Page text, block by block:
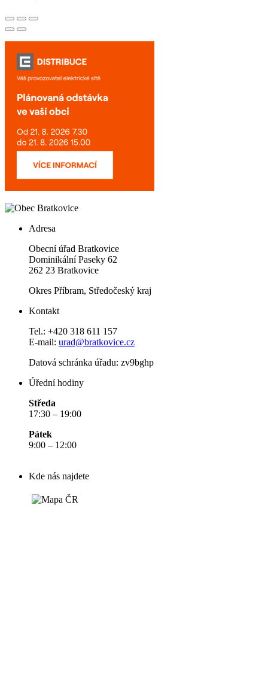
Adresa
Obecní úřad Bratkovice
Dominikální Paseky 62
262 23 Bratkovice
Okres Příbram, Středočeský kraj
Kontakt
Tel.: +420 318 611 157
E-mail: urad@bratkovice.cz
Datová schránka úřadu: zv9bghp
Úřední hodiny
Středa
17:30 – 19:00
Pátek
9:00 – 12:00
Kde nás najdete